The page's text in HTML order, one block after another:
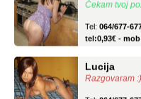
tel:0,93€ -
Razgovaram :)